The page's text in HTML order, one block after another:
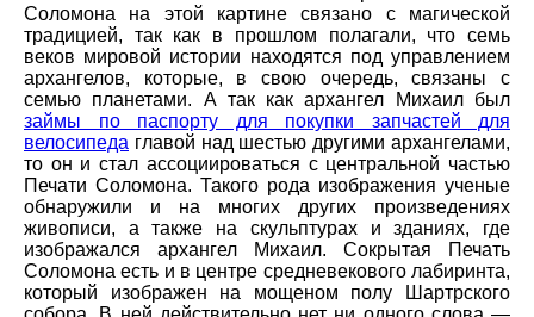
Соломона на этой картине связано с магической
традицией, так как в прошлом полагали, что семь
веков мировой истории находятся под управлением
архангелов, которые, в свою очередь, связаны с
семью планетами. А так как архангел Михаил был
займы по паспорту для покупки запчастей для
велосипеда главой над шестью другими архангелами,
то он и стал ассоциироваться с центральной частью
Печати Соломона. Такого рода изображения ученые
обнаружили и на многих других произведениях
живописи, а также на скульптурах и зданиях, где
изображался архангел Михаил. Сокрытая Печать
Соломона есть и в центре средневекового лабиринта,
который изображен на мощеном полу Шартрского